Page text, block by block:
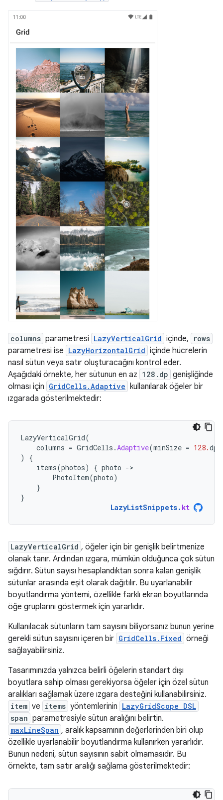
columns parametresi LazyVerticalGrid içinde, rows
parametresi ise LazyHorizontalGrid içinde hücrelerin
nasıl sütun veya satır oluşturacağını kontrol eder.
Aşağıdaki örnekte, her sütunun en az 128.dp genişliğinde
olması için GridCells.Adaptive kullanılarak öğeler bir
ızgarada gösterilmektedir:
LazyVerticalGrid(
columns = GridCells .Adaptive(minSize = 128.dp
)
{
items(photos) { photo -
PhotoItem(photo)
}
}
LazyListSnippets. kt
LazyVerticalGrid , öğeler için bir genişlik belirtmenize
olanak tanır. Ardından ızgara, mümkün olduğunca çok sütun
sığdırır. Sütun sayısı hesaplandıktan sonra kalan genişlik
sütunlar arasında eşit olarak dağıtılır. Bu uyarlanabilir
boyutlandırma yöntemi, özellikle farklı ekran boyutlarında
öğe gruplarını göstermek için yararlıdır.
Kullanılacak sütunların tam sayısını biliyorsanız bunun yerine
gerekli sütun sayısını içeren bir GridCells.Fixed örneği
sağlayabilirsiniz.
Tasarımınızda yalnızca belirli öğelerin standart dışı
boyutlara sahip olması gerekiyorsa öğeler için özel sütun
aralıkları sağlamak üzere ızgara desteğini kullanabilirsiniz.
item ve items yöntemlerinin LazyGridScope DSL
span parametresiyle sütun aralığını belirtin.
maxLineSpan , aralık kapsamının değerlerinden biri olup
özellikle uyarlanabilir boyutlandırma kullanırken yararlıdır.
Bunun nedeni, sütun sayısının sabit olmamasıdır. Bu
örnekte, tam satır aralığı sağlama gösterilmektedir: